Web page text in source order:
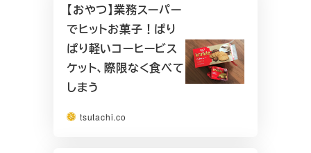
【おやつ】業務スーパー
でヒットお菓子！ぱり
ぱり軽いコーヒービス
ケット、際限なく食べて
しまう
tsutachi.co